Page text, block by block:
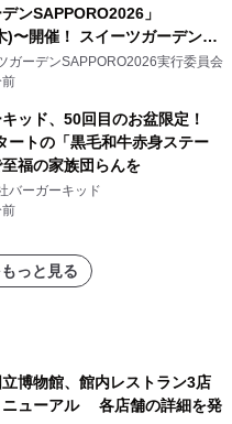
ンSAPPORO2026」
)〜開催！ スイーツガーデン史
50種のコラボケーキが集結／前
水)メディア試食会も初開催
ガーデンSAPPORO2026実行委員会
ッド、50回目のお盆限定！
ートの「黒毛和牛赤身ステー
福の家族団らんを
バーガーキッド
っと見る
博物館、館内レストラン3店
ニューアル 各店舗の詳細を発